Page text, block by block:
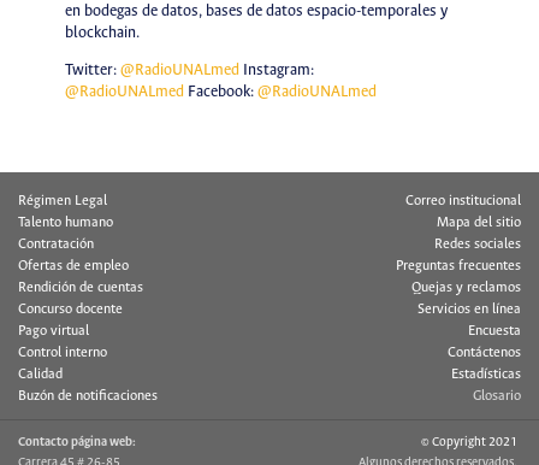
en bodegas de datos, bases de datos espacio-temporales y
blockchain.
Twitter: @RadioUNALmed Instagram:
@RadioUNALmed Facebook: @RadioUNALmed
Régimen Legal
Talento humano
Contratación
Ofertas de empleo
Rendición de cuentas
Concurso docente
Pago virtual
Control interno
Calidad
Buzón de notificaciones
Correo institucional
Mapa del sitio
Redes sociales
Preguntas frecuentes
Quejas y reclamos
Servicios en línea
Encuesta
Contáctenos
Estadísticas
Glosario
Contacto página web:
© Copyright 2021